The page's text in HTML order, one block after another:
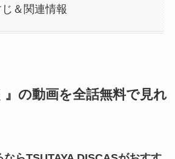
＆関連情報
』の動画を全話無料で見れ